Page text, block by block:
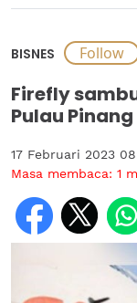
BISNES
Firefly
Pulau
17 Februari 2023
Masa membaca: 1